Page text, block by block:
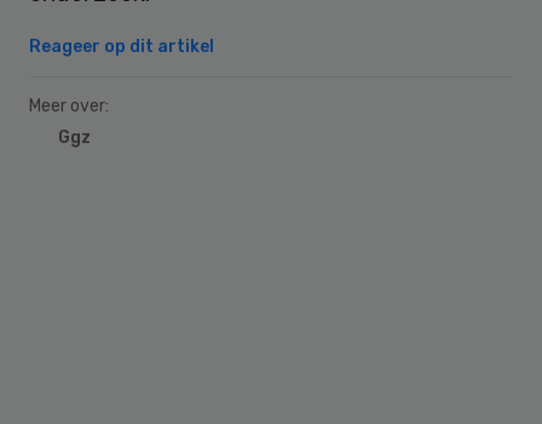
Reageer op dit artikel
Meer over:
Ggz